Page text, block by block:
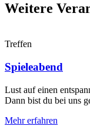
Weitere
Treffen
Spieleabend
Lust auf einen
Dann bist du bei uns
Mehr erfahren